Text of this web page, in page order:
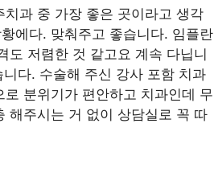
과 중 가장 좋은 곳이라고 생각
에다. 맞춰주고 좋습니다. 임플란
도 저렴한 것 같고요 계속 다닙니
다. 수술해 주신 강사 포함 치과
분위기가 편안하고 치과인데 무
해주시는 거 없이 상담실로 꼭 따